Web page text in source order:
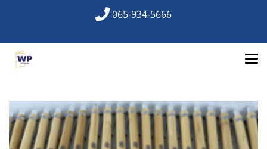
065-934-5666